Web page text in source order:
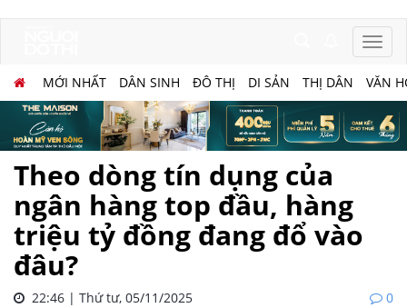
MỚI NHẤT DÂN SINH ĐÔ THỊ DI SẢN THỊ DÂN VĂN
Theo dòng tín dụng của
ngân hàng top đầu, hàng
triệu tỷ đồng đang đổ vào
đâu?
22:46 | Thứ tư, 05/11/2025 0